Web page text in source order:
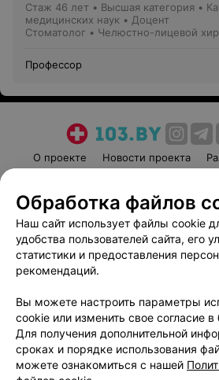
Стаж 46 лет • Высшая категория •
медицинских наук • Доцент
Стоматолог • Челюстно-лицевой
Профессор
О проекте Новости проекта
Пользовательское соглашение
Вакансии
Написать
Обработка
Обработка файлов
Наш сайт использует файлы cookie
удобства пользователей сайта, его
статистики и предоставления
рекомендаций.
Вы можете настроить параметры
cookie или изменить свое согласие
Для получения дополнительной
сроках и порядке использования
можете ознакомиться с нашей